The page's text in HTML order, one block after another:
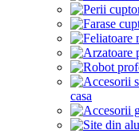
casa